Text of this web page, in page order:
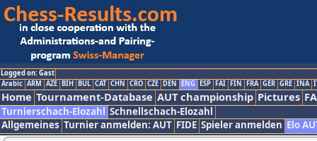
Logged on: Gast
Arabic ARM AZE BIH BUL CAT CHN CRO CZE DEN ENG ESP FAI FIN FRA GER GRE INA
Home Tournament-Database AUT championship Pictures
Turnierschach-Elozahl Schnellschach-Elozahl
Allgemeines Turnier anmelden: AUT FIDE Spieler anmelden Elo